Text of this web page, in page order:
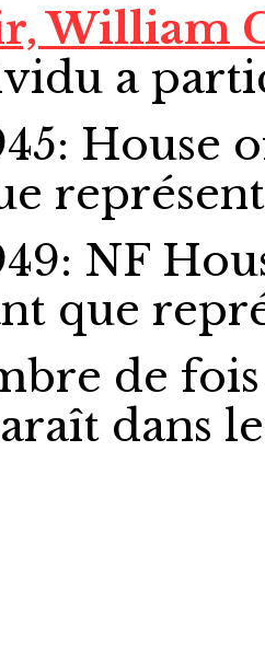
William
a
House
NF
que
de
dans